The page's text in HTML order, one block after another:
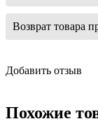
Возврат товара
Добавить отзыв
Похожие